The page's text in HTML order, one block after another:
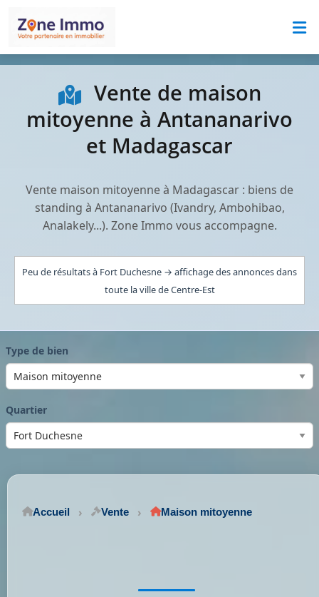
Vente de maison
mitoyenne à Antananarivo
et Madagascar
Vente maison mitoyenne à Madagascar : biens de
standing à Antananarivo (Ivandry, Ambohibao,
Analakely...). Zone Immo vous accompagne.
Peu de résultats à Fort Duchesne → affichage des annonces dans
toute la ville de Centre-Est
Type de bien
Quartier
Accueil Vente Maison mitoyenne